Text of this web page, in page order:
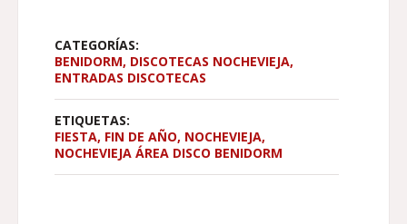
CATEGORÍAS:
BENIDORM, DISCOTECAS NOCHEVIEJA,
ENTRADAS DISCOTECAS
ETIQUETAS:
FIESTA, FIN DE AÑO, NOCHEVIEJA,
NOCHEVIEJA ÁREA DISCO BENIDORM